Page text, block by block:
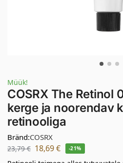
Müük!
COSRX The Retinol
kerge ja noorendav
retinooliga
Bränd:COSRX
23,79€ 18,69€ -21%